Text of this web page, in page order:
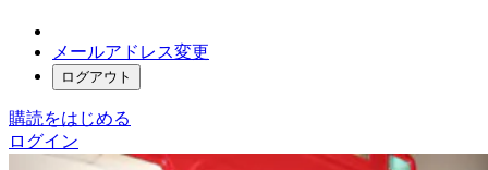
メールアドレス変更
ログアウト
購読をはじめる
ログイン